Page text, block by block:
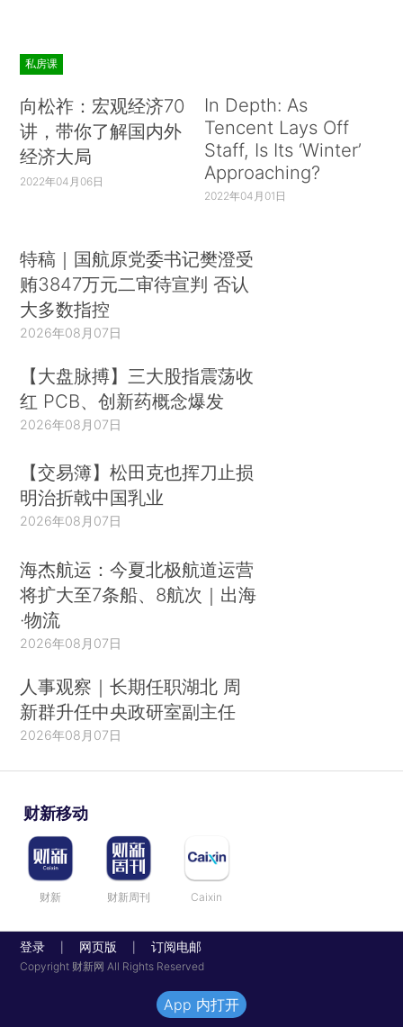
私房课
向松祚：宏观经济70
讲，带你了解国内外
经济大局
2022年04月06日
In Depth: As
Tencent Lays Off
Staff, Is Its ‘Winter’
Approaching?
2022年04月01日
特稿｜国航原党委书记樊澄受
贿3847万元二审待宣判 否认
大多数指控
2026年08月07日
【大盘脉搏】三大股指震荡收
红 PCB、创新药概念爆发
2026年08月07日
【交易簿】松田克也挥刀止损
明治折戟中国乳业
2026年08月07日
海杰航运：今夏北极航道运营
将扩大至7条船、8航次｜出海
·物流
2026年08月07日
人事观察｜长期任职湖北 周
新群升任中央政研室副主任
2026年08月07日
财新移动
财新 财新周刊 Caixin
登录 网页版 订阅电邮
Copyright 财新网 All Rights Reserved
App 内打开